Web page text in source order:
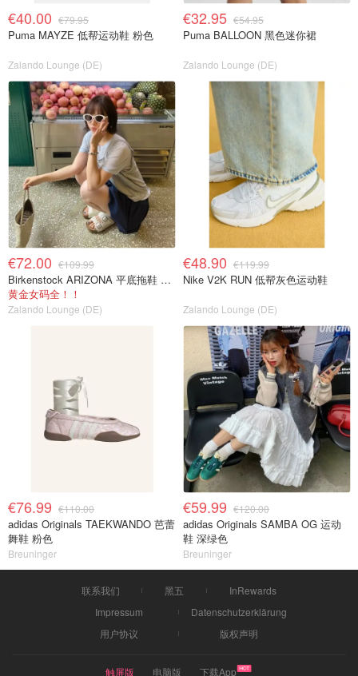
€40.00 €79.95
Puma MAYZE 低帮运动鞋 粉色
Zalando Lounge (DE)
€32.95 €54.95
Puma BALLOON 黑色迷你裙
Zalando Lounge (DE)
€72.00 €109.99
Birkenstock ARIZONA 平底拖鞋 白色
黄金女码全！！
Zalando Lounge (DE)
€48.90 €119.99
Nike V2K RUN 低帮灰色运动鞋
Zalando Lounge (DE)
€76.99 €110.00
adidas Originals TAEKWANDO 芭蕾
舞鞋 粉色
Breuninger
€59.99 €120.00
adidas Originals SAMBA OG 运动
鞋 深绿色
Breuninger
联系我们 黑五
InRewards
Impressum
Datenschutzerklärung
用户协议
版权声明
触屏版 电脑版 下载App